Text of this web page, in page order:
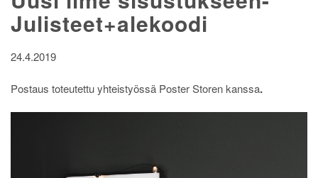
Julisteet+alekoodi
24.4.2019
Postaus toteutettu yhteistyössä Poster Storen kanssa.